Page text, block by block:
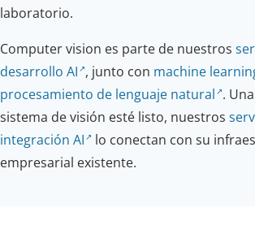
laboratorio.
Computer vision es parte de nuestros
desarrollo AI , junto con machine
procesamiento de lenguaje natural .
sistema de visión esté listo, nuestros
integración AI
lo conectan con su
empresarial existente.